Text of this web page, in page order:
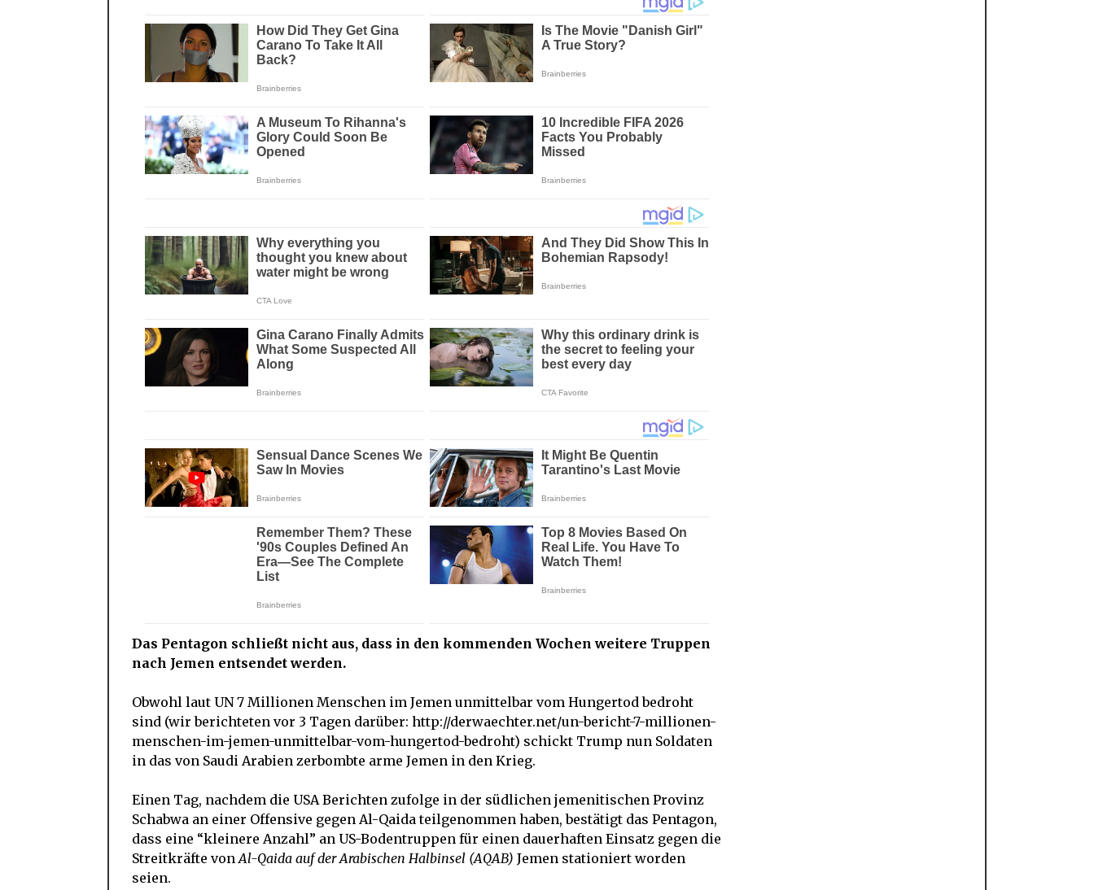
Das Pentagon schließt nicht aus, dass in den kommenden Wochen weitere Truppen
nach Jemen entsendet werden.
Obwohl laut UN 7 Millionen Menschen im Jemen unmittelbar vom Hungertod bedroht
sind (wir berichteten vor 3 Tagen darüber: http://derwaechter.net/un-bericht-7-millionen-
menschen-im-jemen-unmittelbar-vom-hungertod-bedroht) schickt Trump nun Soldaten
in das von Saudi Arabien zerbombte arme Jemen in den Krieg.
Einen Tag, nachdem die USA Berichten zufolge in der südlichen jemenitischen Provinz
Schabwa an einer Offensive gegen Al-Qaida teilgenommen haben, bestätigt das Pentagon,
dass eine “kleinere Anzahl” an US-Bodentruppen für einen dauerhaften Einsatz gegen die
Streitkräfte vonAl-Qaida auf der Arabischen Halbinsel (AQAB) Jemen stationiert worden
seien.